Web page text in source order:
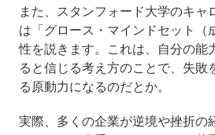
また、スタンフォード大学のキャ
は「グロース・マインドセット（
性を説きます。これは、自分の能
ると信じる考え方のことで、失敗
る原動力になるのだとか。
実際、多くの企業が逆境や挫折の